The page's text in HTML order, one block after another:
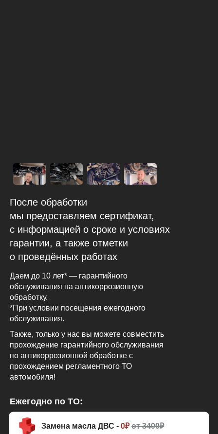
Ежегодно по ТО:
Также, только у нас вы можете совместить
прохождение гарантийного обслуживания
по антикоррозионной обработке с
прохождением регламентного ТО
автомобиля!
Даем до 10 лет* — гарантийного
обслуживания на антикоррозионную
обработку.
*При условии посещения ежегодного
обслуживания.
После обработки
мы предоставляем сертификат,
с информацией о сроке и условиях
гарантии, а также отметки
о проведённых работах
Замена масла ДВС - 0₽от 3400₽